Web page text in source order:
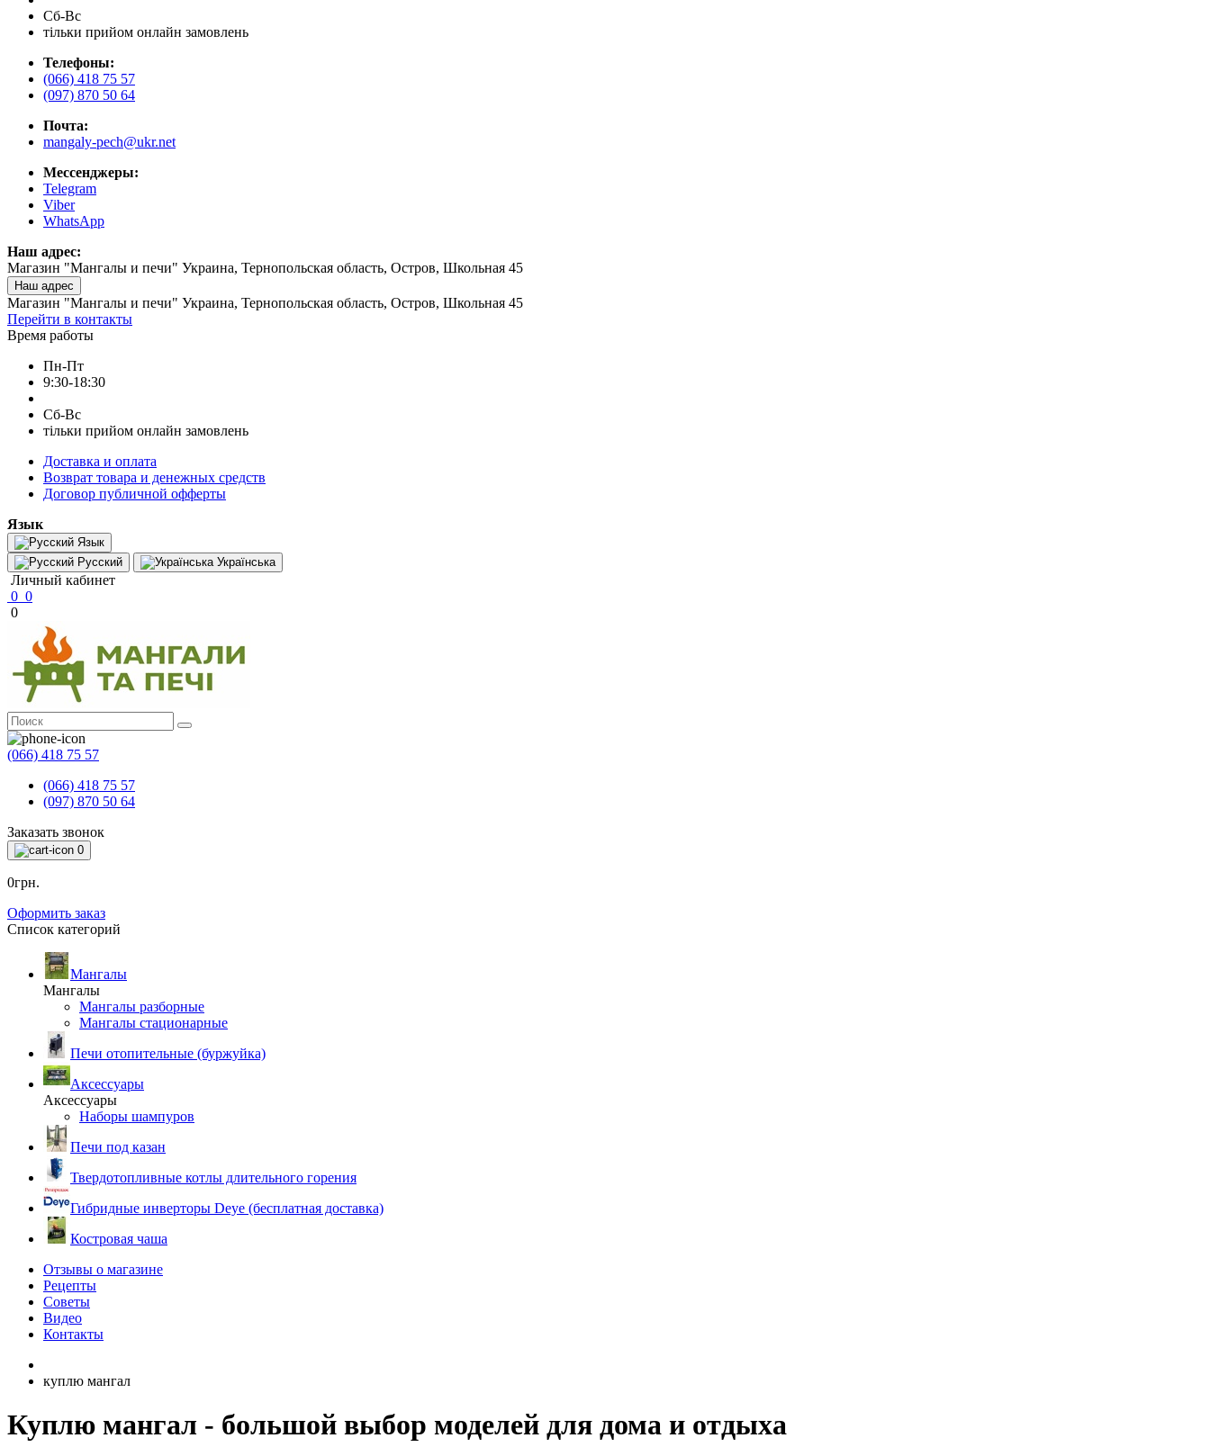
Сб-Вс
тільки прийом онлайн замовлень
Телефоны:
(066) 418 75 57
(097) 870 50 64
Почта:
mangaly-pech@ukr.net
Мессенджеры:
Telegram
Viber
WhatsApp
Наш адрес:
Магазин "Мангалы и печи" Украина, Тернопольская область, Остров, Школьная 45
Наш адрес
Магазин "Мангалы и печи" Украина, Тернопольская область, Остров, Школьная 45
Перейти в контакты
Время работы
Пн-Пт
9:30-18:30
Сб-Вс
тільки прийом онлайн замовлень
Доставка и оплата
Возврат товара и денежных средств
Договор публичной офферты
Язык
Язык
Русский
Українська
Личный кабинет
0 0
0
(066) 418 75 57
(066) 418 75 57
(097) 870 50 64
Заказать звонок
0
0грн.
Оформить заказ
Список категорий
Мангалы
Мангалы
Мангалы разборные
Мангалы стационарные
Печи отопительные (буржуйка)
Аксессуары
Аксессуары
Наборы шампуров
Печи под казан
Твердотопливные котлы длительного горения
Гибридные инверторы Deye (бесплатная доставка)
Костровая чаша
Отзывы о магазине
Рецепты
Советы
Видео
Контакты
куплю мангал
Куплю мангал - большой выбор моделей для дома и отдыха